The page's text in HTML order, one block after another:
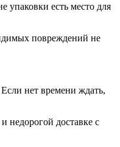
упаковки есть место для
повреждений не
нет времени ждать,
недорогой доставке с